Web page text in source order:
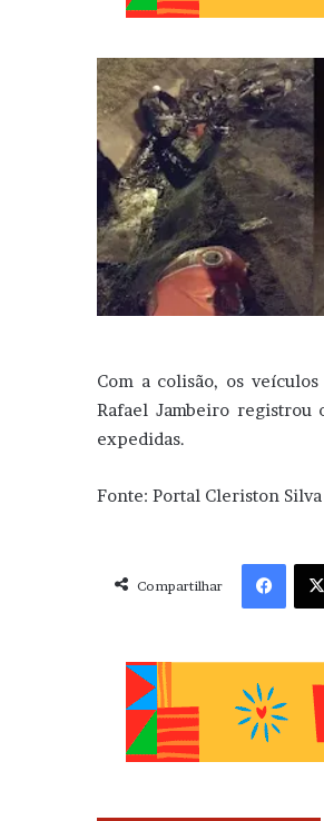
Com a colisão, os
Rafael Jambeiro
expedidas.
Fonte: Portal Cleriston Silva
Compartilhar
Facebook